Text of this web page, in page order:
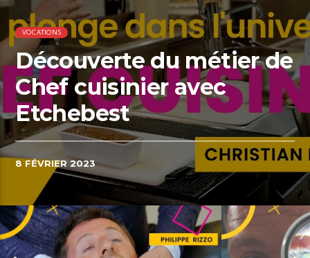
VOCATIONS
Découverte du métier de
Chef cuisinier avec
Etchebest
8 FÉVRIER 2023